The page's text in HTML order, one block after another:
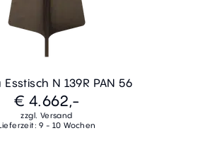
N 139R PAN 56
€ 4.662,-
zzgl. Versand
9 - 10 Wochen